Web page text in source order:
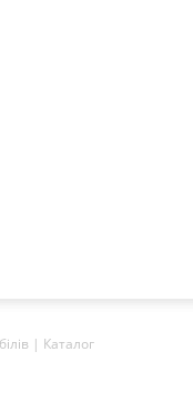
| Каталог